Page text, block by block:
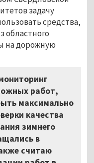
задачу
средства,
областного
на дорожную
работ,
максимально
качества
зимнего
в
считаю